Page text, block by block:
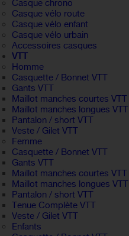
Casque chrono
Casque vélo route
Casque vélo enfant
Casque vélo urbain
Accessoires casques
VTT
Homme
Casquette / Bonnet VTT
Gants VTT
Maillot manches courtes VTT
Maillot manches longues VTT
Pantalon / short VTT
Veste / Gilet VTT
Femme
Casquette / Bonnet VTT
Gants VTT
Maillot manches courtes VTT
Maillot manches longues VTT
Pantalon / short VTT
Tenue Complète VTT
Veste / Gilet VTT
Enfants